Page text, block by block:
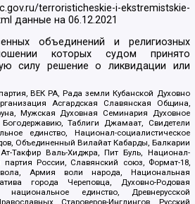
terroristicheskie-i-ekstremistskie-
данные на06.12.2021
объединений и религиозных
которых судом принято
силу решение о ликвидации или
ВЕК РА, Рада земли Кубанской Духовно
Асгардская Славянская Община,
Мужская Духовная Семинария Духовное
Таблиги Джамаат, Свидетели
единство, Национал-социалистическое
Объединенный Вилайат Кабарды, Балкарии
Такфир Валь-Хиджра, Пит Буль, Национал-
партия России, Славянский союз, Формат-18,
Армия воли народа, Национальная
города Череповца, Духовно-Родовая
единство, Древнерусской
Староверов-Инглингов, Русский